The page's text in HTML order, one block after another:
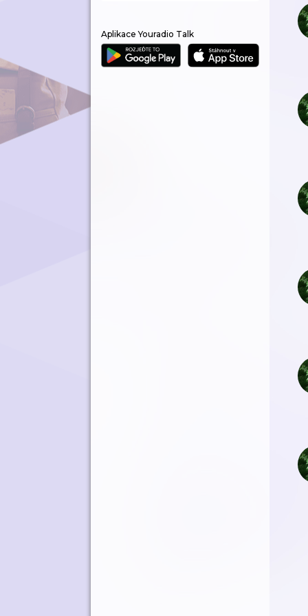
Aplikace Youradio Talk